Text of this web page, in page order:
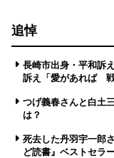
追悼
長崎市出身・平和訴
訴え「愛があれば 戦
つげ義春さんと白土
は？
死去した丹羽宇一郎
ど読書』ベストセラ